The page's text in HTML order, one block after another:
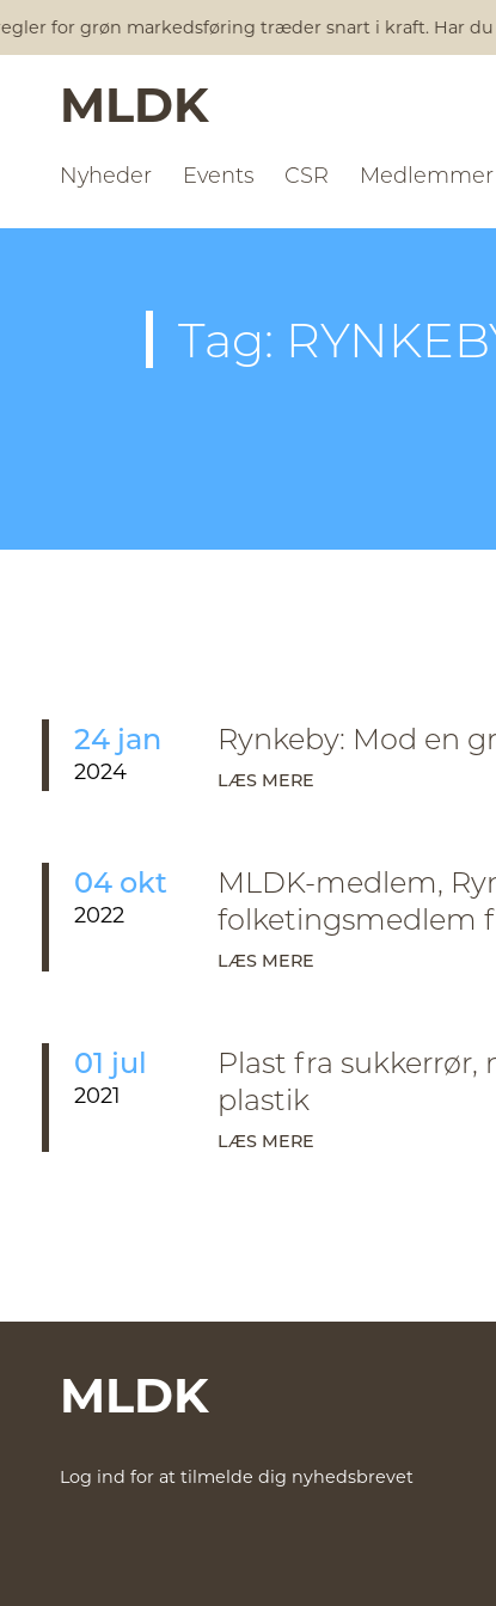
for grøn markedsføring træder snart i kraft. Har du
MLDK
Nyheder Events CSR Medlemmer
Tag:
24 jan
2024
Rynkeby: Mod en
LÆS MERE
04 okt
2022
MLDK-medlem,
folketingsmedlem
LÆS MERE
01 jul
2021
Plast fra
plastik
LÆS MERE
MLDK
Log ind for at tilmelde dig nyhedsbrevet